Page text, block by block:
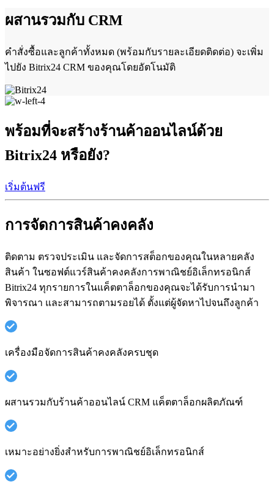
ผสานรวมกับ CRM
คำสั่งซื้อและลูกค้าทั้งหมด (พร้อมกับรายละเอียดติดต่อ) จะเพิ่ม
ไปยัง Bitrix24 CRM ของคุณโดยอัตโนมัติ
พร้อมที่จะสร้างร้านค้าออนไลน์ด้วย
Bitrix24 หรือยัง?
เริ่มต้นฟรี
การจัดการสินค้าคงคลัง
ติดตาม ตรวจประเมิน และจัดการสต็อกของคุณในหลายคลัง
สินค้า ในซอฟต์แวร์สินค้าคงคลังการพาณิชย์อิเล็กทรอนิกส์
Bitrix24 ทุกรายการในแค็ตตาล็อกของคุณจะได้รับการนำมา
พิจารณา และสามารถตามรอยได้ ตั้งแต่ผู้จัดหาไปจนถึงลูกค้า
เครื่องมือจัดการสินค้าคงคลังครบชุด
ผสานรวมกับร้านค้าออนไลน์ CRM แค็ตตาล็อกผลิตภัณฑ์
เหมาะอย่างยิ่งสำหรับการพาณิชย์อิเล็กทรอนิกส์